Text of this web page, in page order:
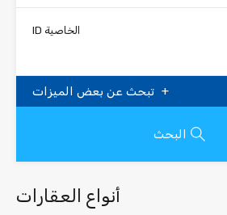
الخاصية ID
تبحث عن بعض الميزات
البحث
أنواع العقارات